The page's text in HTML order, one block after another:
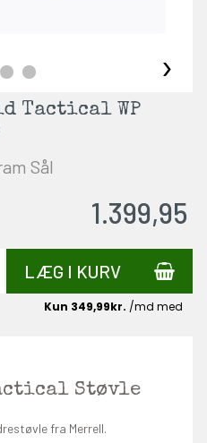
›
Tactical WP
Sål
1.399,95
LÆG I KURV
Støvle
fra Merrell.